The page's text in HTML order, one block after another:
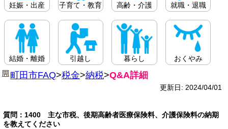
妊娠・出産 子育て・教育 高齢・介護 就職・退職
結婚・離婚 引越し 暮らし おくやみ
町田市FAQ>税金>納税>Q&A詳細
更新日: 2024/04/01
質問：1400 主な市税、後期高齢者医療保険料、介護保険料の納期
を教えてください